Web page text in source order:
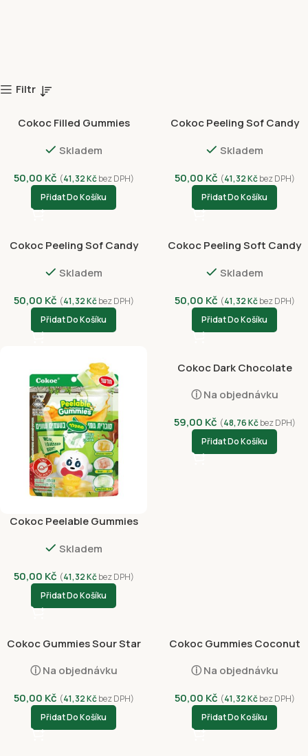
Filtr
Cokoc Filled Gummies
Skladem
50,00 Kč (41,32Kčbez DPH)
Přidat Do Košíku
Cokoc Peeling Sof Candy
Skladem
50,00 Kč (41,32Kčbez DPH)
Přidat Do Košíku
Cokoc Peeling Sof Candy
Skladem
50,00 Kč (41,32Kčbez DPH)
Přidat Do Košíku
Cokoc Peeling Soft Candy
Skladem
50,00 Kč (41,32Kčbez DPH)
Přidat Do Košíku
Cokoc Peelable Gummies
Skladem
50,00 Kč (41,32Kčbez DPH)
Přidat Do Košíku
Cokoc Dark Chocolate
ⓘ Na objednávku
59,00 Kč (48,76Kčbez DPH)
Přidat Do Košíku
Cokoc Gummies Sour Star
ⓘ Na objednávku
50,00 Kč (41,32Kčbez DPH)
Přidat Do Košíku
Cokoc Gummies Coconut
ⓘ Na objednávku
50,00 Kč (41,32Kčbez DPH)
Přidat Do Košíku